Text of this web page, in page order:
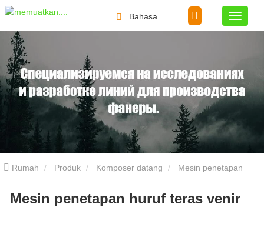
Bahasa
Rumah Produk Komposer datang
huruf teras venir
Mesin penetapan huruf teras venir